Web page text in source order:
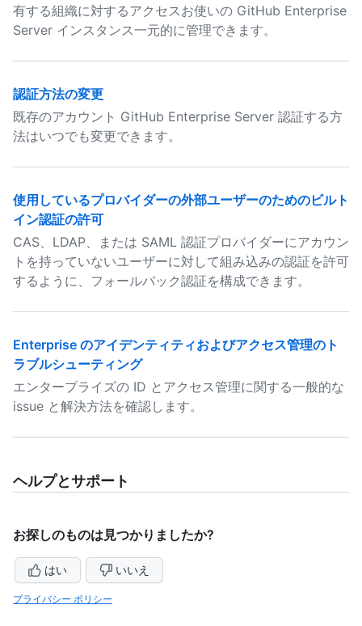
有する組織に対するアクセスお使いの GitHub Enterprise
Server インスタンス一元的に管理できます。
認証方法の変更
既存のアカウント GitHub Enterprise Server 認証する方
法はいつでも変更できます。
使用しているプロバイダーの外部ユーザーのためのビルト
イン認証の許可
CAS、LDAP、または SAML 認証プロバイダーにアカウン
トを持っていないユーザーに対して組み込みの認証を許可
するように、フォールバック認証を構成できます。
Enterprise のアイデンティティおよびアクセス管理のト
ラブルシューティング
エンタープライズの ID とアクセス管理に関する一般的な
issue と解決方法を確認します。
ヘルプとサポート
お探しのものは見つかりましたか?
はい いいえ
プライバシー ポリシー